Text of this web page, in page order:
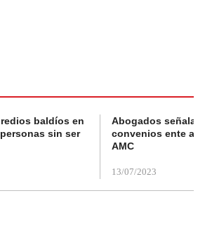
baldíos en
sin ser
Abogados
convenios ente
AMC
13/07/2023